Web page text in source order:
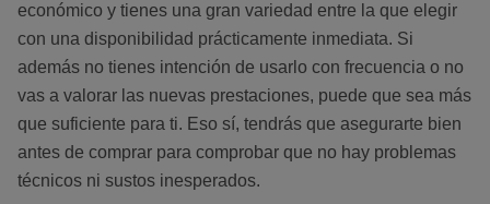
económico y tienes una gran variedad entre la que elegir
con una disponibilidad prácticamente inmediata. Si
además no tienes intención de usarlo con frecuencia o no
vas a valorar las nuevas prestaciones, puede que sea más
que suficiente para ti. Eso sí, tendrás que asegurarte bien
antes de comprar para comprobar que no hay problemas
técnicos ni sustos inesperados.